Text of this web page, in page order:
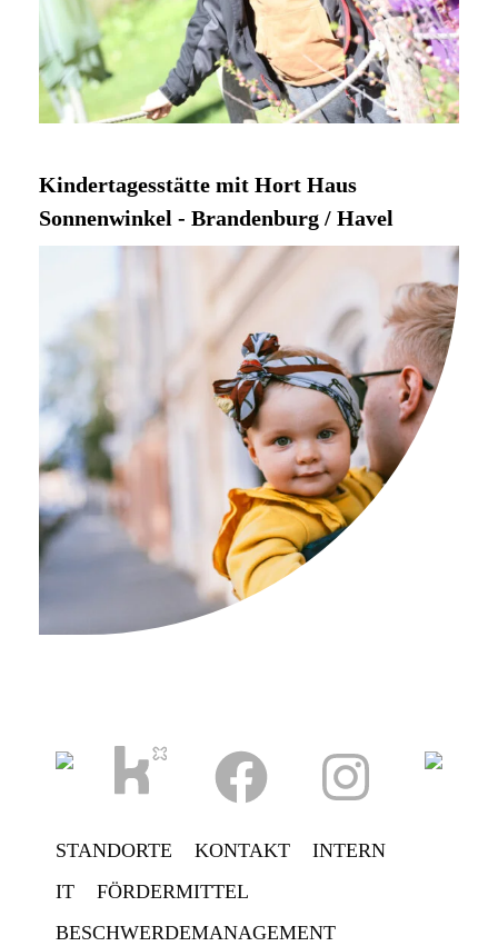
Kindertagesstätte mit Hort Haus
Sonnenwinkel - Brandenburg / Havel
STANDORTE KONTAKT
INTERN
IT
FÖRDERMITTEL
BESCHWERDEMANAGEMENT